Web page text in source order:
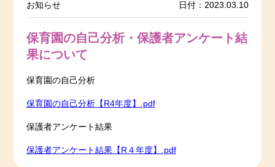
お知らせ 日付：2023.03.10
保育園の自己分析・保護者アンケート結
果について
保育園の自己分析
保育園の自己分析【R4年度】.pdf
保護者アンケート結果
保護者アンケート結果【R４年度】.pdf